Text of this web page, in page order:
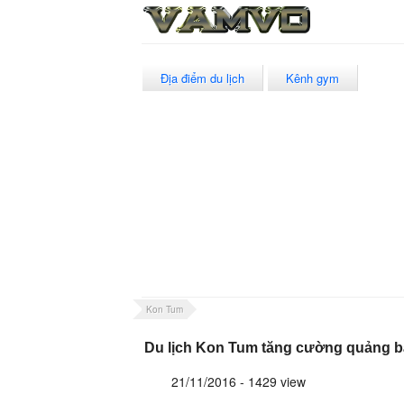
Địa điểm du lịch Kênh gym
Kon Tum
Du lịch Kon Tum tăng cường quảng
21/11/2016 - 1429 view